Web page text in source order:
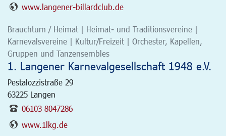
www.langener-billardclub.de
Brauchtum / Heimat | Heimat- und Traditionsvereine |
Karnevalsvereine | Kultur/Freizeit | Orchester, Kapellen,
Gruppen und Tanzensembles
1. Langener Karnevalgesellschaft 1948 e.V.
Pestalozzistraße 29
63225 Langen
06103 8047286
www.1lkg.de